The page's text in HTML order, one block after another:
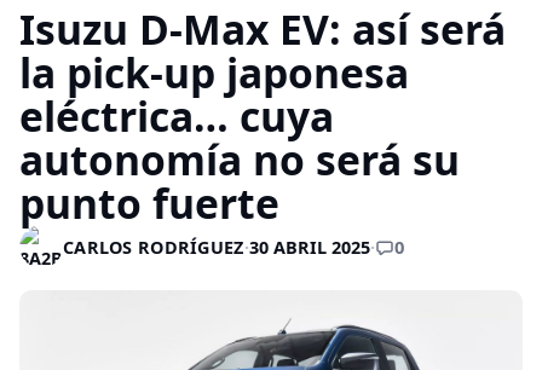
Isuzu D-Max EV: así será
la pick-up japonesa
eléctrica… cuya
autonomía no será su
punto fuerte
CARLOS RODRÍGUEZ·30 ABRIL 2025· 0